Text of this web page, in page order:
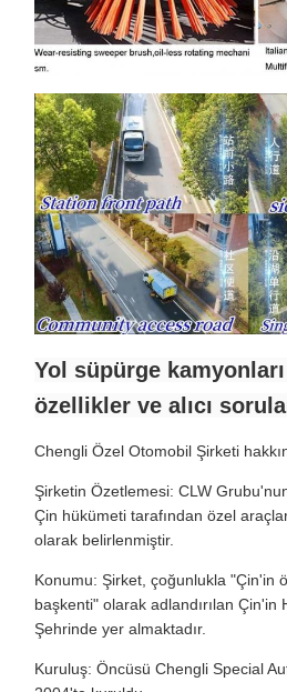
Yol süpürge
özellikler ve alıcı
Chengli Özel Otomobil Şirketi
Şirketin Özetlemesi: CLW
Çin hükümeti tarafından özel
olarak belirlenmiştir.
Konumu: Şirket, çoğunlukla "Çin'in
başkenti" olarak adlandırılan Çin'in
Şehrinde yer almaktadır.
Kuruluş: Öncüsü Chengli Special